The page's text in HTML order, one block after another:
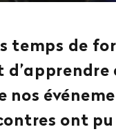
temps de
nos
ont